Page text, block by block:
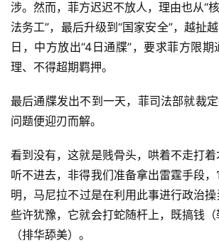
涉。然而，菲方迟迟不放人，理由也从“
法务工”，最后升级到“国家安全”，越扯
日，中方放出“4日通牒”，要求菲方限
理、不得超期羁押。
最后通牒发出不到一天，菲司法部就裁定
问题便迎刃而解。
看到没有，这就是贱骨头，哄着不走打
听不进去，非得我们准备拿出雷霆手段
明，马尼拉不过是在利用此事进行政治
些许犹豫，它就会打蛇随杆上，既搞钱
（排华舔美）。